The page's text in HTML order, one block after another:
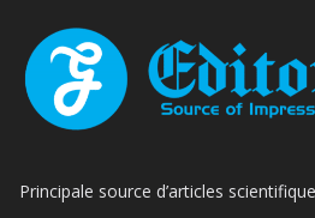
Principale source d’articles